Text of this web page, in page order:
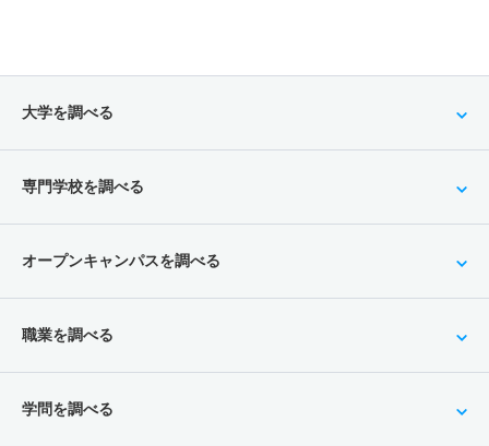
大学を調べる
専門学校を調べる
オープンキャンパスを調べる
職業を調べる
学問を調べる